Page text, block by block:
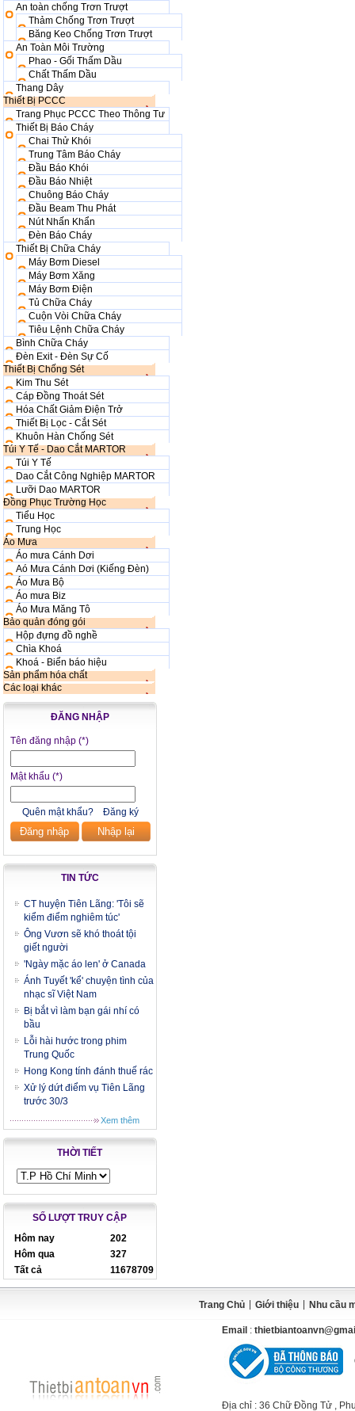
An toàn chống Trơn Trượt
Thảm Chống Trơn Trượt
Băng Keo Chống Trơn Trượt
An Toàn Môi Trường
Phao - Gối Thấm Dầu
Chất Thấm Dầu
Thang Dây
Thiết Bị PCCC
Trang Phục PCCC Theo Thông Tư
Thiết Bị Báo Cháy
Chai Thử Khói
Trung Tâm Báo Cháy
Đầu Báo Khói
Đầu Báo Nhiệt
Chuông Báo Cháy
Đầu Beam Thu Phát
Nút Nhấn Khẩn
Đèn Báo Cháy
Thiết Bị Chữa Cháy
Máy Bơm Diesel
Máy Bơm Xăng
Máy Bơm Điện
Tủ Chữa Cháy
Cuộn Vòi Chữa Cháy
Tiêu Lệnh Chữa Cháy
Bình Chữa Cháy
Đèn Exit - Đèn Sự Cố
Thiết Bị Chống Sét
Kim Thu Sét
Cáp Đồng Thoát Sét
Hóa Chất Giảm Điện Trở
Thiết Bị Lọc - Cắt Sét
Khuôn Hàn Chống Sét
Túi Y Tế - Dao Cắt MARTOR
Túi Y Tế
Dao Cắt Công Nghiệp MARTOR
Lưỡi Dao MARTOR
Đồng Phục Trường Học
Tiểu Học
Trung Học
Áo Mưa
Áo mưa Cánh Dơi
Aó Mưa Cánh Dơi (Kiếng Đèn)
Áo Mưa Bộ
Áo mưa Biz
Áo Mưa Măng Tô
Bảo quản đóng gói
Hộp đựng đồ nghề
Chìa Khoá
Khoá - Biển báo hiệu
Sản phẩm hóa chất
Các loại khác
ĐĂNG NHẬP
Tên đăng nhập (*)
Mật khẩu (*)
Quên mật khẩu? Đăng ký
Đăng nhập Nhập lại
TIN TỨC
CT huyện Tiên Lãng: 'Tôi sẽ
kiểm điểm nghiêm túc'
Ông Vươn sẽ khó thoát tội
giết người
'Ngày mặc áo len' ở Canada
Ánh Tuyết 'kể' chuyện tình của
nhạc sĩ Việt Nam
Bị bắt vì làm bạn gái nhí có
bầu
Lỗi hài hước trong phim
Trung Quốc
Hong Kong tính đánh thuế rác
Xử lý dứt điểm vụ Tiên Lãng
trước 30/3
Xem thêm
THỜI TIẾT
SỐ LƯỢT TRUY CẬP
Hôm nay
202
Hôm qua
327
Tất cả
11678709
Trang Chủ Giới thiệu Nhu cầu
Email :
Địa chỉ : 36 Chữ Đồng Tử ,